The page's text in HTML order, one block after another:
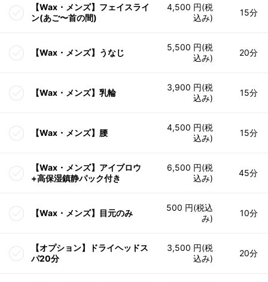
【Wax・メンズ】フェイスライ
ン(あご〜首の間)
4,500 円(税
込み)
15分
【Wax・メンズ】うなじ
5,500 円(税
込み)
20分
【Wax・メンズ】乳輪
3,900 円(税
込み)
15分
【Wax・メンズ】腰
4,500 円(税
込み)
15分
【Wax・メンズ】アイブロウ
+高保湿鎮静パック付き
6,500 円(税
込み)
45分
【Wax・メンズ】目元のみ
500 円(税込
み)
10分
【オプション】ドライヘッドス
パ20分
3,500 円(税
込み)
20分